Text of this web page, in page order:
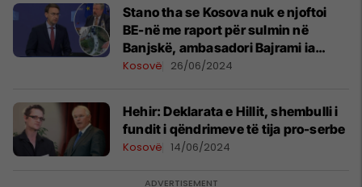
Stano tha se Kosova nuk e njoftoi
BE-në me raport për sulmin në
Banjskë, ambasadori Bajrami ia
përmend të gjitha me data
Kosovë 26/06/2024
Hehir: Deklarata e Hillit, shembulli i
fundit i qëndrimeve të tija pro-serbe
Kosovë 14/06/2024